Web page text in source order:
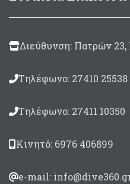
Διεύθυνση: Πατρών 23,
Τηλέφωνο: 27410 25538
Τηλέφωνο: 27411 10350
Κινητό: 6976 406899
e-mail: